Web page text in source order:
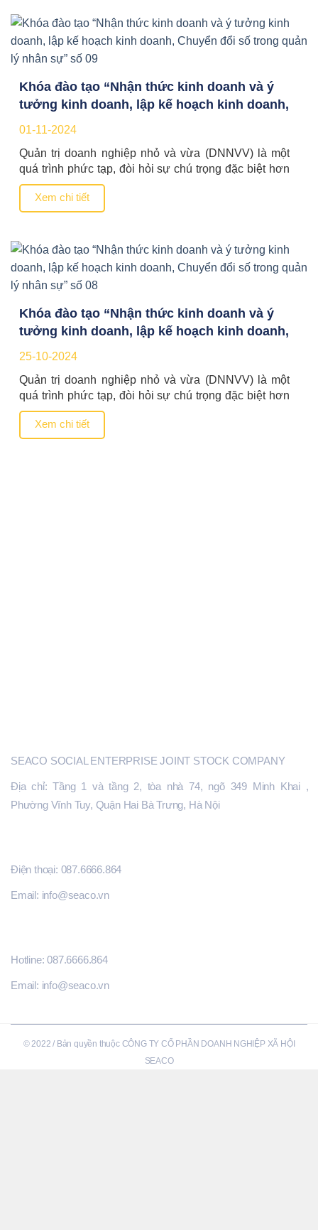
Khóa đào tạo “Nhận thức kinh doanh và ý
tưởng kinh doanh, lập kế hoạch kinh doanh,
Chuyển đổi số trong quản lý nhân sự” số 09
01-11-2024
Quản trị doanh nghiệp nhỏ và vừa (DNNVV) là một
quá trình phức tạp, đòi hỏi sự chú trọng đặc biệt hơn
là đối với DNNVV khởi sự kinh doanh. Trong bối
cảnh kinh doanh và xã hội luôn thay đổi không
ngừng, các doanh nghiệp, đặc biệt DNNVV khởi sự
Xem chi tiết
Khóa đào tạo “Nhận thức kinh doanh và ý
tưởng kinh doanh, lập kế hoạch kinh doanh,
Chuyển đổi số trong quản lý nhân sự” số 08
25-10-2024
Quản trị doanh nghiệp nhỏ và vừa (DNNVV) là một
quá trình phức tạp, đòi hỏi sự chú trọng đặc biệt hơn
là đối với DNNVV khởi sự kinh doanh. Trong bối
cảnh kinh doanh và xã hội luôn thay đổi không
ngừng, các doanh nghiệp, đặc biệt DNNVV khởi sự
Xem chi tiết
SEACO SOCIAL ENTERPRISE JOINT STOCK COMPANY
Địa chỉ: Tầng 1 và tầng 2, tòa nhà 74, ngõ 349 Minh Khai ,
Phường Vĩnh Tuy, Quận Hai Bà Trưng, Hà Nội
Điện thoại: 087.6666.864
Email: info@seaco.vn
Hotline: 087.6666.864
Email: info@seaco.vn
© 2022 / Bản quyền thuộc CÔNG TY CỔ PHẦN DOANH NGHIỆP XÃ HỘI
SEACO